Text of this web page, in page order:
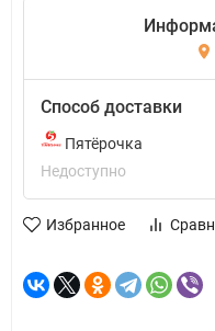
Способ доставки
Пятёрочка
Недоступно
Избранное